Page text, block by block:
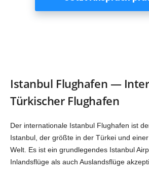
Istanbul Flughafen —
Türkischer Flughafen
Der internationale Istanbul Flughafen ist
Istanbul, der größte in der Türkei und
Welt. Es ist ein grundlegendes Istanbul
Inlandsflüge als auch Auslandsflüge